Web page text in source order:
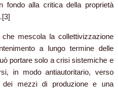
fondo alla critica della proprietà
che mescola la collettivizzazione
a lungo termine delle
portare solo a crisi sistemiche e
in modo antiautoritario, verso
dei mezzi di produzione e una